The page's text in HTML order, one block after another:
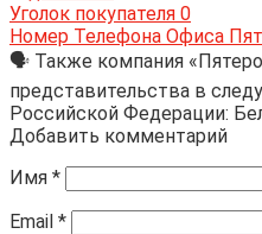
Уголок покупателя 0
Номер Телефона Офиса
🗣 Также компания
представительства в
Российской Федерации:
Добавить комментарий
Имя *
Email *